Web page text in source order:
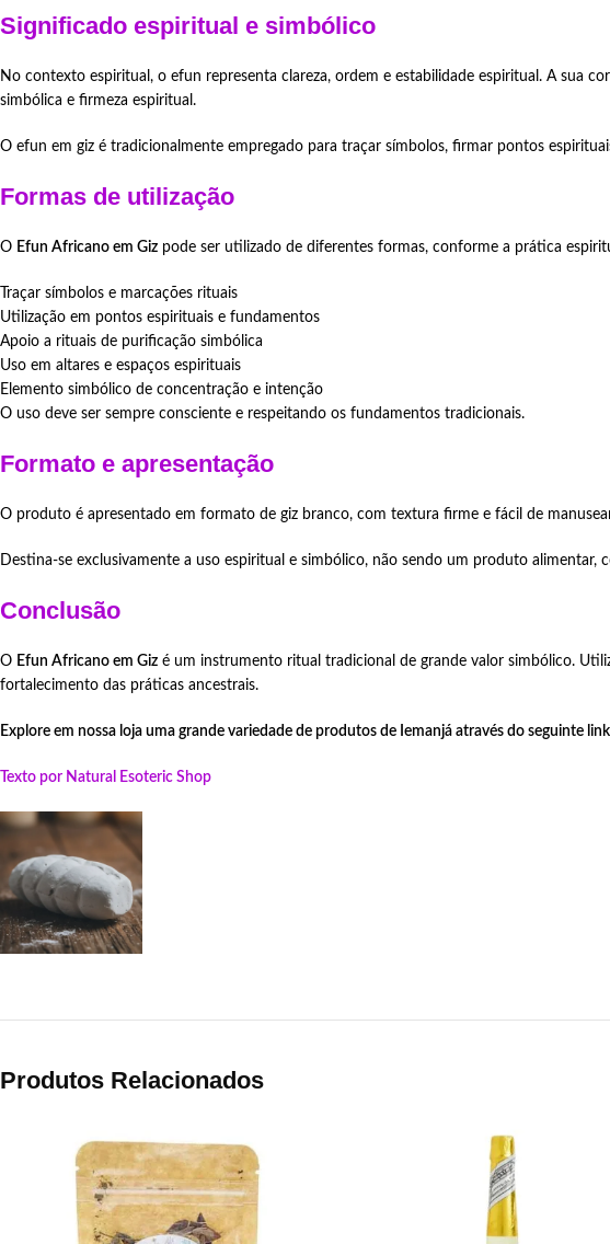
Significado espiritual e simbólico
No contexto espiritual, o efun representa clareza, ordem e estabilidade espiritual. A sua
simbólica e firmeza espiritual.
O efun em giz é tradicionalmente empregado para traçar símbolos, firmar pontos
Formas de utilização
O Efun Africano em Giz pode ser utilizado de diferentes formas, conforme a prática
Traçar símbolos e marcações rituais
Utilização em pontos espirituais e fundamentos
Apoio a rituais de purificação simbólica
Uso em altares e espaços espirituais
Elemento simbólico de concentração e intenção
O uso deve ser sempre consciente e respeitando os fundamentos tradicionais.
Formato e apresentação
O produto é apresentado em formato de giz branco, com textura firme e fácil de
Destina-se exclusivamente a uso espiritual e simbólico, não sendo um produto alimentar,
Conclusão
O Efun Africano em Giz é um instrumento ritual tradicional de grande valor simbólico.
fortalecimento das práticas ancestrais.
Explore em nossa loja uma grande variedade de produtos de Iemanjá através do seguinte
Texto por Natural Esoteric Shop
Produtos Relacionados